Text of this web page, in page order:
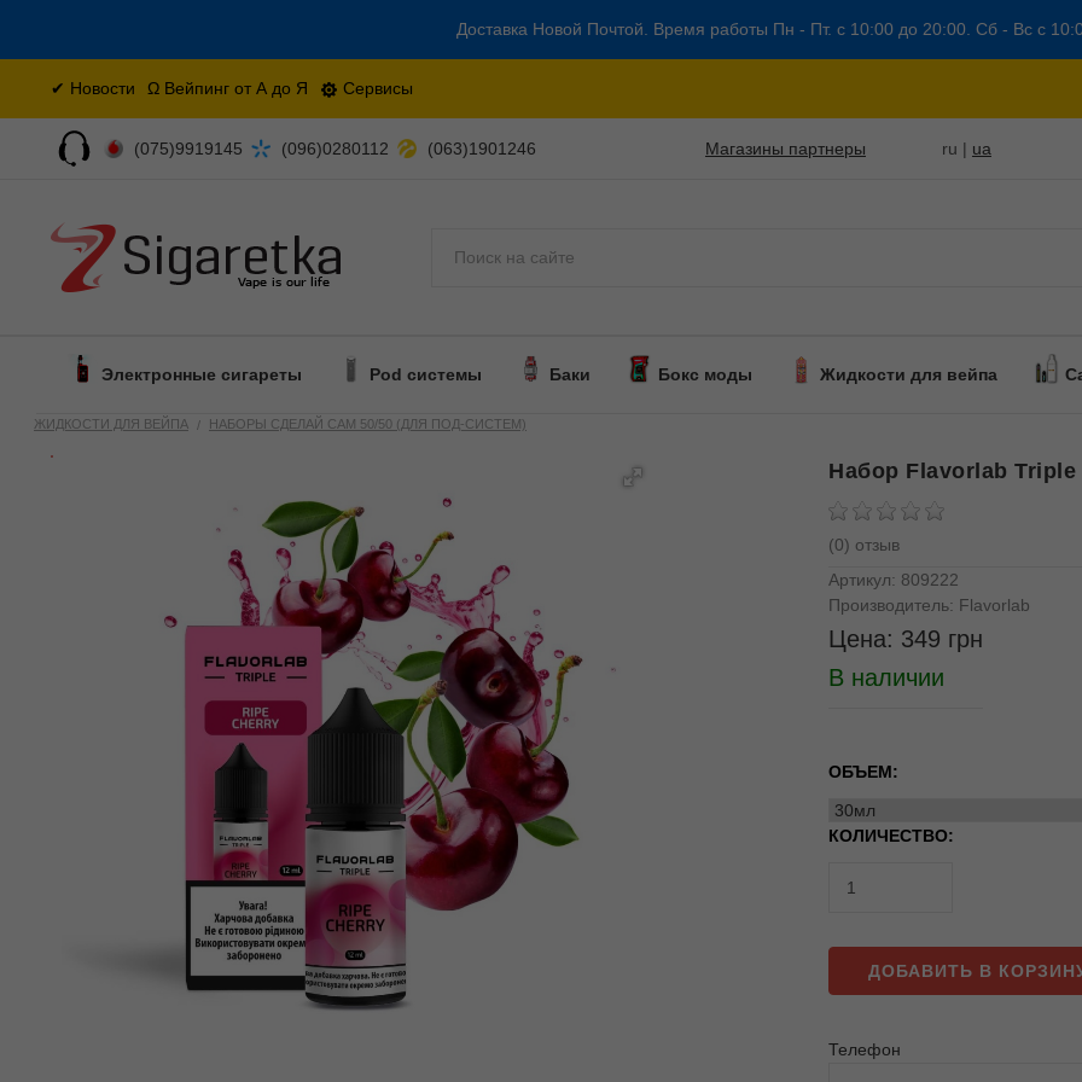
Доставка Новой Почтой. Время работы Пн - Пт. с 10:00 до 20:00. Сб - Вс с
✔ Новости Ω Вейпинг от А до Я Сервисы
(075)9919145 (096)0280112 (063)1901246 Магазины партнеры ru | ua
Электронные сигареты Pod системы Баки Бокс моды Жидкости для вейпа
ЖИДКОСТИ ДЛЯ ВЕЙПА НАБОРЫ СДЕЛАЙ САМ 50/50 (ДЛЯ ПОД-СИСТЕМ)
Набор Flavorlab
(0) отзыв
Артикул: 809222
Производитель: Flavorlab
Цена: 349 грн
В наличии
ОБЪЕМ:
КОЛИЧЕСТВО:
ДОБАВИТЬ В
Телефон